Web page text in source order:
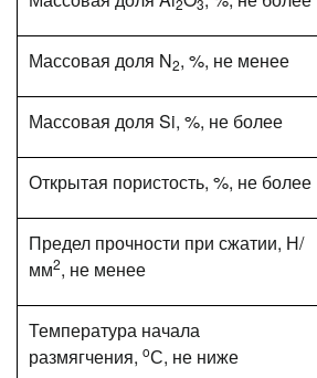
2 3
Массовая доля N2, %, не менее
Массовая доля Si, %, не более
Открытая пористость, %, не более
Предел прочности при сжатии, Н/
мм2, не менее
Температура начала
размягчения, oС, не ниже